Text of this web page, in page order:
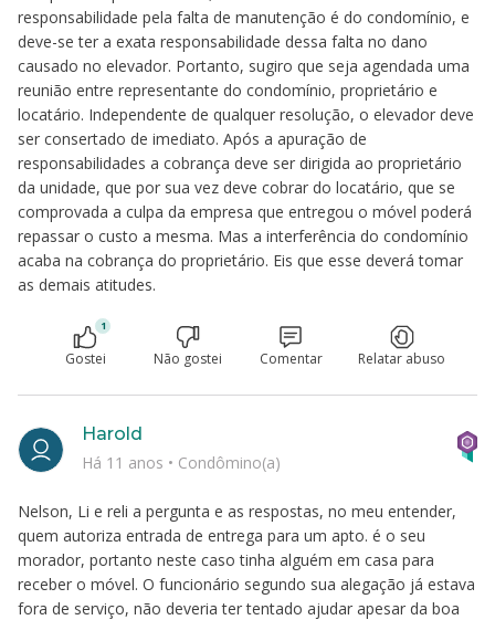
responsabilidade pela falta de manutenção é do condomínio, e
deve-se ter a exata responsabilidade dessa falta no dano
causado no elevador. Portanto, sugiro que seja agendada uma
reunião entre representante do condomínio, proprietário e
locatário. Independente de qualquer resolução, o elevador deve
ser consertado de imediato. Após a apuração de
responsabilidades a cobrança deve ser dirigida ao proprietário
da unidade, que por sua vez deve cobrar do locatário, que se
comprovada a culpa da empresa que entregou o móvel poderá
repassar o custo a mesma. Mas a interferência do condomínio
acaba na cobrança do proprietário. Eis que esse deverá tomar
as demais atitudes.
1
Gostei Não gostei Comentar Relatar abuso
Nelson, Li e reli a pergunta e as respostas, no meu entender,
quem autoriza entrada de entrega para um apto. é o seu
morador, portanto neste caso tinha alguém em casa para
receber o móvel. O funcionário segundo sua alegação já estava
fora de serviço, não deveria ter tentado ajudar apesar da boa
Harold
Há 11 anos • Condômino(a)